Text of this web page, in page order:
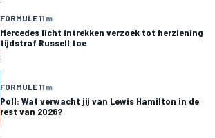
FORMULE 11 m
Mercedes licht intrekken verzoek tot herziening
tijdstraf Russell toe
FORMULE 11 m
Poll: Wat verwacht jij van Lewis Hamilton in de
rest van 2026?